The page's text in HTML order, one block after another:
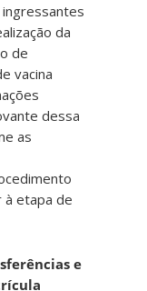
ingressantes
da
de
vacina
dessa
as
à etapa de
e